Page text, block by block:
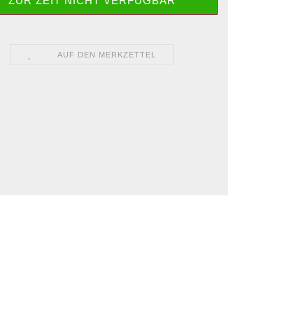
AUF DEN MERKZETTEL